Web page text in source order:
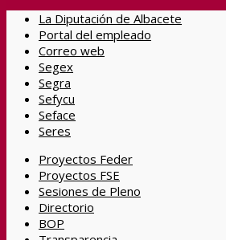
La Diputación de Albacete
Portal del empleado
Correo web
Segex
Segra
Sefycu
Seface
Seres
Proyectos Feder
Proyectos FSE
Sesiones de Pleno
Directorio
BOP